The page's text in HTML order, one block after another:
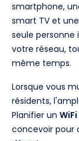
smartphone,
smart TV et
seule personne
votre réseau,
même temps.
Lorsque vous
résidents,
Planifier un
concevoir pour